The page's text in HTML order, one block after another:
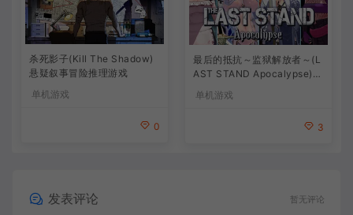
杀死影子(Kill The Shadow)
悬疑叙事冒险推理游戏
单机游戏
0
最后的抵抗～监狱解放者～(L
AST STAND Apocalypse)卡
单机游戏
3
发表评论 暂无评论